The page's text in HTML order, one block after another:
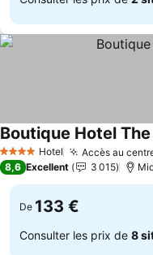
4 Étoiles Hotel Accès au
Boutique Hotel
8,6 Excellent 3 015
De 133 €
Consulter les prix de 8